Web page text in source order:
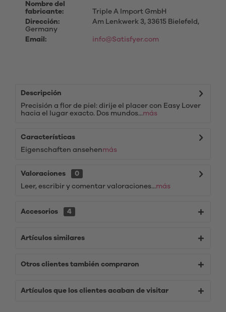
Nombre del
fabricante:
Triple A Import GmbH
Dirección:
Am Lenkwerk 3, 33615 Bielefeld,
Germany
Email:
info@Satisfyer.com
Descripción
Precisión a flor de piel: dirije el placer con Easy Lover
hacia el lugar exacto. Dos mundos...más
Características
Eigenschaften ansehenmás
Valoraciones
0
Leer, escribir y comentar valoraciones...más
Accesorios 4
Artículos similares
Otros clientes también compraron
Artículos que los clientes acaban de visitar